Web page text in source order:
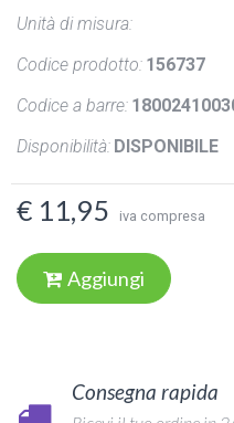
Unità di misura:
Codice prodotto: 156737
Codice a barre:
Disponibilità: DISPONIBILE
€ 11,95 iva compresa
Aggiungi
Consegna rapida